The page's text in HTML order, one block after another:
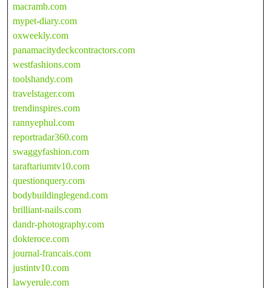
macramb.com
mypet-diary.com
oxweekly.com
panamacitydeckcontractors.com
westfashions.com
toolshandy.com
travelstager.com
trendinspires.com
rannyephul.com
reportradar360.com
swaggyfashion.com
taraftariumtv10.com
questionquery.com
bodybuildinglegend.com
brilliant-nails.com
dandr-photography.com
dokteroce.com
journal-francais.com
justintv10.com
lawyerule.com